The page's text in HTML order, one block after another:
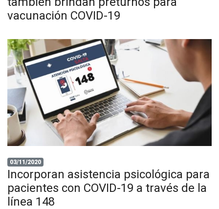
vacunación COVID-19
03/11/2020
Incorporan asistencia psicológica para
pacientes con COVID-19 a través de la
línea 148